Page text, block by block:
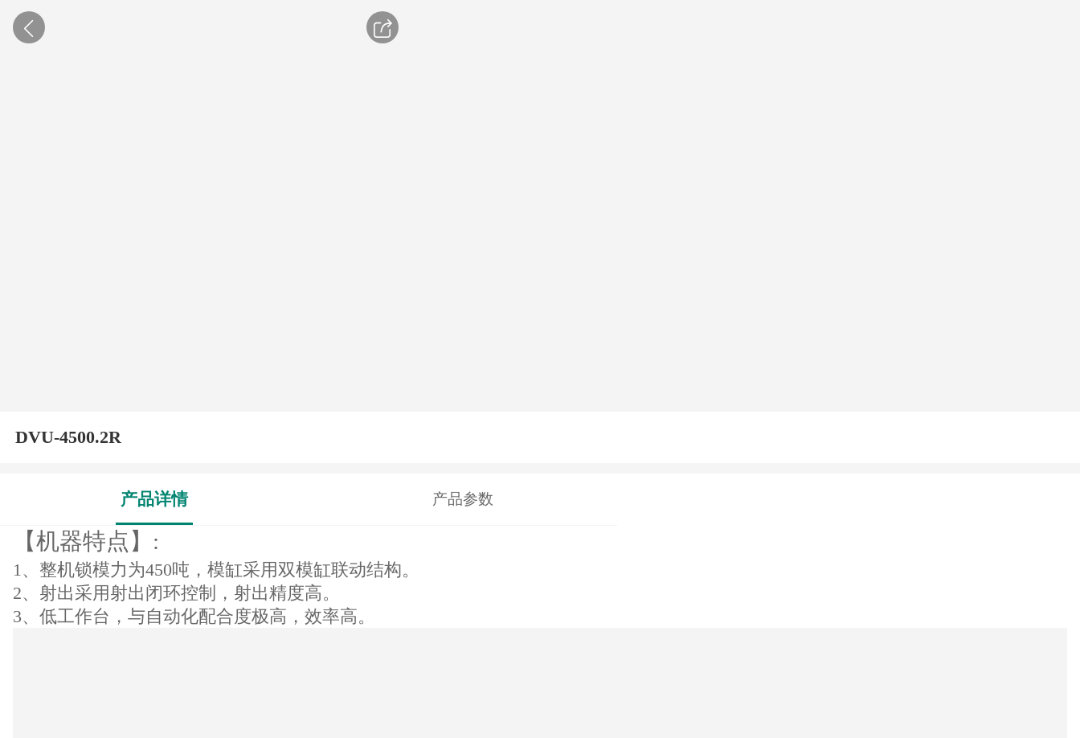
DVU-4500.2R
产品详情 产品参数
【机器特点】:
1 、整机锁模力为450吨，模缸采用双模缸联动结构。
2、射出采用射出闭环控制，射出精度高。
3、低工作台，与自动化配合度极高，效率高。